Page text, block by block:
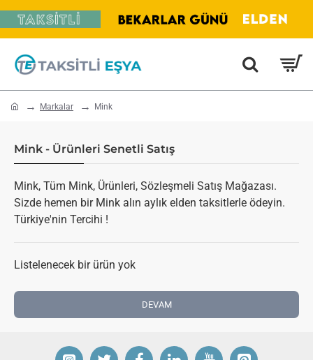
home Markalar Mink
Mink - Ürünleri Senetli Satış
Mink, Tüm Mink, Ürünleri, Sözleşmeli Satış Mağazası.
Sizde hemen bir Mink alın aylık elden taksitlerle ödeyin.
Türkiye'nin Tercihi !
Listelenecek bir ürün yok
DEVAM